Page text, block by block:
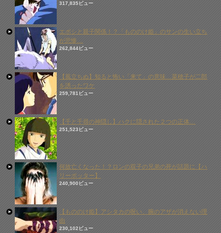
317,835ビュー
エボシと親子関係！？「もののけ姫」のサンの生い立ち
が悲惨…
262,844ビュー
【風立ちぬ】知ると怖い「来て」の意味…菜穂子が二郎
を誘ったワケ
259,781ビュー
【千と千尋の神隠し】ハクに隠された２つの正体…
251,523ビュー
何故亡くなった！？ロンの双子の兄弟の死が話題に【ハ
リーポッター】
240,900ビュー
【もののけ姫】アシタカの呪い、腕のアザが消えない理
由
230,102ビュー